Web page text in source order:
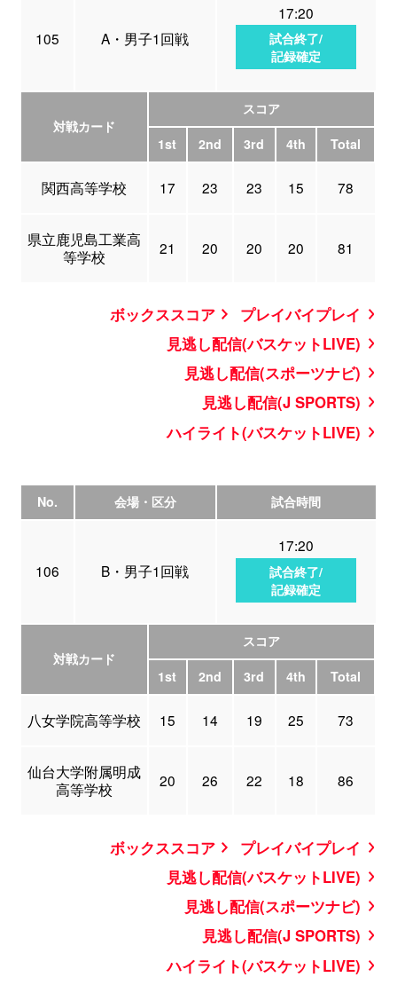
105 A・男子1回戦
17:20
試合終了/
記録確定
対戦カード
スコア
1st
2nd 3rd 4th Total
関西高等学校 17 23 23 15 78
県立鹿児島工業高
等学校
21 20 20 20 81
ボックススコア
プレイバイプレイ
見逃し配信(バスケットLIVE)
見逃し配信(スポーツナビ)
見逃し配信(J SPORTS)
ハイライト(バスケットLIVE)
No. 会場・区分 試合時間
106 B・男子1回戦
17:20
試合終了/
記録確定
対戦カード
スコア
1st
2nd 3rd 4th Total
八女学院高等学校 15 14 19 25 73
仙台大学附属明成
高等学校
20 26 22 18 86
ボックススコア
プレイバイプレイ
見逃し配信(バスケットLIVE)
見逃し配信(スポーツナビ)
見逃し配信(J SPORTS)
ハイライト(バスケットLIVE)